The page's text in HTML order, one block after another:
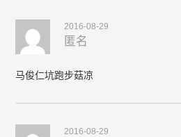
2016-08-29
匿名
马俊仁坑跑步菇凉
2016-08-29